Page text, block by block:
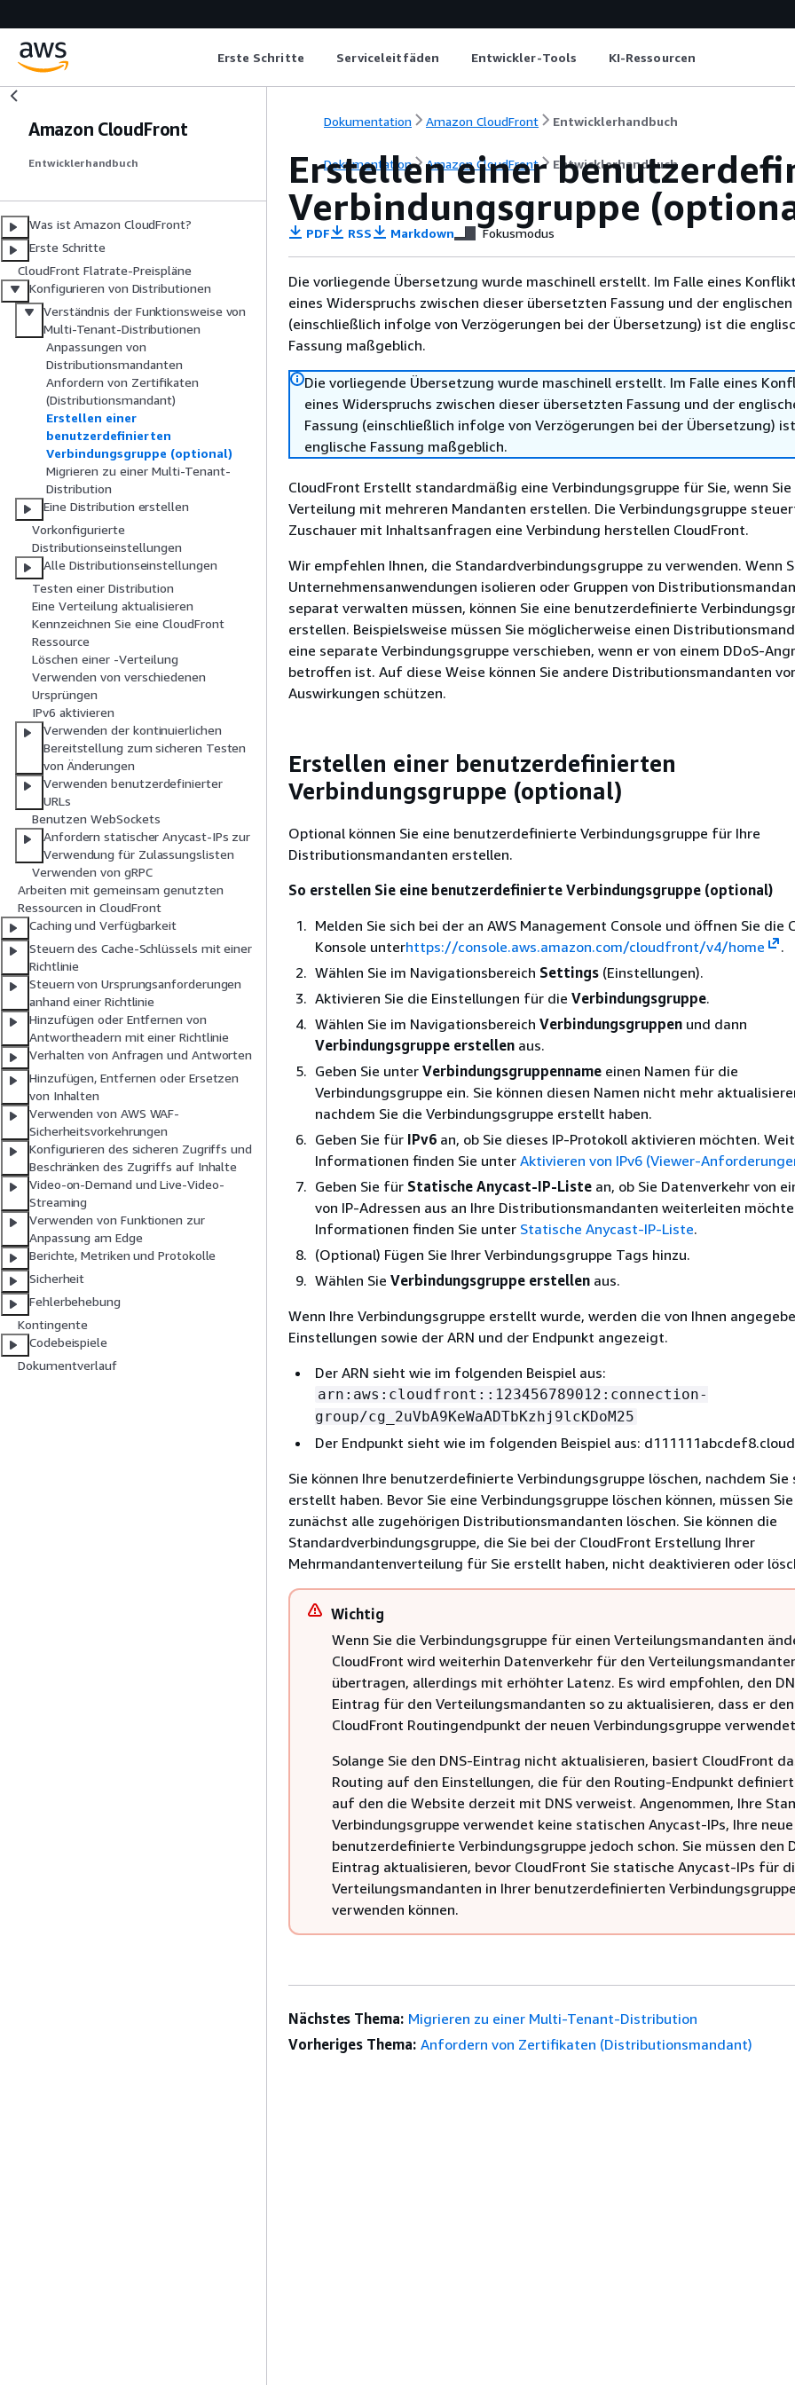
Erste Schritte Serviceleitfäden Entwickler-Tools KI-Ressourcen
Amazon CloudFront
Entwicklerhandbuch
Was ist Amazon CloudFront?
Erste Schritte
CloudFront Flatrate-Preispläne
Konfigurieren von Distributionen
Verständnis der Funktionsweise von
Multi-Tenant-Distributionen
Anpassungen von
Distributionsmandanten
Anfordern von Zertifikaten
(Distributionsmandant)
Erstellen einer
benutzerdefinierten
Verbindungsgruppe (optional)
Migrieren zu einer Multi-Tenant-
Distribution
Eine Distribution erstellen
Vorkonfigurierte
Distributionseinstellungen
Alle Distributionseinstellungen
Testen einer Distribution
Eine Verteilung aktualisieren
Kennzeichnen Sie eine CloudFront
Ressource
Löschen einer -Verteilung
Verwenden von verschiedenen
Ursprüngen
IPv6 aktivieren
Verwenden der kontinuierlichen
Bereitstellung zum sicheren Testen
von Änderungen
Verwenden benutzerdefinierter
URLs
Benutzen WebSockets
Anfordern statischer Anycast-IPs zur
Verwendung für Zulassungslisten
Verwenden von gRPC
Arbeiten mit gemeinsam genutzten
Ressourcen in CloudFront
Caching und Verfügbarkeit
Steuern des Cache-Schlüssels mit einer
Richtlinie
Steuern von Ursprungsanforderungen
anhand einer Richtlinie
Hinzufügen oder Entfernen von
Antwortheadern mit einer Richtlinie
Verhalten von Anfragen und Antworten
Hinzufügen, Entfernen oder Ersetzen
von Inhalten
Verwenden von AWS WAF-
Sicherheitsvorkehrungen
Konfigurieren des sicheren Zugriffs und
Beschränken des Zugriffs auf Inhalte
Video-on-Demand und Live-Video-
Streaming
Verwenden von Funktionen zur
Anpassung am Edge
Berichte, Metriken und Protokolle
Sicherheit
Fehlerbehebung
Kontingente
Codebeispiele
Dokumentverlauf
Dokumentation Amazon CloudFront Entwicklerhandbuch
Dokumentation Amazon CloudFront Entwicklerhandbuch
Erstellen einer
Verbindungsgruppe
PDF RSS Markdown Fokusmodus
Die vorliegende Übersetzung wurde maschinell erstellt. Im Falle eines
eines Widerspruchs zwischen dieser übersetzten Fassung und der englischen
(einschließlich infolge von Verzögerungen bei der Übersetzung) ist die
Fassung maßgeblich.
Die vorliegende Übersetzung wurde maschinell erstellt. Im Falle eines
eines Widerspruchs zwischen dieser übersetzten Fassung und der
Fassung (einschließlich infolge von Verzögerungen bei der Übersetzung)
englische Fassung maßgeblich.
CloudFront Erstellt standardmäßig eine Verbindungsgruppe für Sie, wenn Sie
Verteilung mit mehreren Mandanten erstellen. Die Verbindungsgruppe
Zuschauer mit Inhaltsanfragen eine Verbindung herstellen CloudFront.
Wir empfehlen Ihnen, die Standardverbindungsgruppe zu verwenden. Wenn
Unternehmensanwendungen isolieren oder Gruppen von
separat verwalten müssen, können Sie eine benutzerdefinierte
erstellen. Beispielsweise müssen Sie möglicherweise einen
eine separate Verbindungsgruppe verschieben, wenn er von einem DDoS-
betroffen ist. Auf diese Weise können Sie andere Distributionsmandanten
Auswirkungen schützen.
Erstellen einer benutzerdefinierten
Verbindungsgruppe (optional)
Optional können Sie eine benutzerdefinierte Verbindungsgruppe für Ihre
Distributionsmandanten erstellen.
So erstellen Sie eine benutzerdefinierte Verbindungsgruppe (optional)
Melden Sie sich bei der an AWS Management Console und öffnen Sie die
Konsole unterhttps://console.aws.amazon.com/cloudfront/v4/home
.
Wählen Sie im Navigationsbereich Settings (Einstellungen).
Aktivieren Sie die Einstellungen für die Verbindungsgruppe.
Wählen Sie im Navigationsbereich Verbindungsgruppen und dann
Verbindungsgruppe erstellen aus.
Geben Sie unter Verbindungsgruppenname einen Namen für die
Verbindungsgruppe ein. Sie können diesen Namen nicht mehr
nachdem Sie die Verbindungsgruppe erstellt haben.
Geben Sie für IPv6 an, ob Sie dieses IP-Protokoll aktivieren möchten.
Informationen finden Sie unter Aktivieren von IPv6 (Viewer-
Geben Sie für Statische Anycast-IP-Liste an, ob Sie Datenverkehr von
von IP-Adressen aus an Ihre Distributionsmandanten weiterleiten
Informationen finden Sie unter Statische Anycast-IP-Liste.
(Optional) Fügen Sie Ihrer Verbindungsgruppe Tags hinzu.
Wählen Sie Verbindungsgruppe erstellen aus.
Wenn Ihre Verbindungsgruppe erstellt wurde, werden die von Ihnen
Einstellungen sowie der ARN und der Endpunkt angezeigt.
Der ARN sieht wie im folgenden Beispiel aus:
arn:aws:cloudfront::123456789012:connection-
group/cg_2uVbA9KeWaADTbKzhj9lcKDoM25
Der Endpunkt sieht wie im folgenden Beispiel aus:
Sie können Ihre benutzerdefinierte Verbindungsgruppe löschen, nachdem Sie
erstellt haben. Bevor Sie eine Verbindungsgruppe löschen können, müssen
zunächst alle zugehörigen Distributionsmandanten löschen. Sie können die
Standardverbindungsgruppe, die Sie bei der CloudFront Erstellung Ihrer
Mehrmandantenverteilung für Sie erstellt haben, nicht deaktivieren oder
Wichtig
Wenn Sie die Verbindungsgruppe für einen Verteilungsmandanten
CloudFront wird weiterhin Datenverkehr für den
übertragen, allerdings mit erhöhter Latenz. Es wird empfohlen, den
Eintrag für den Verteilungsmandanten so zu aktualisieren, dass er den
CloudFront Routingendpunkt der neuen Verbindungsgruppe
Solange Sie den DNS-Eintrag nicht aktualisieren, basiert CloudFront
Routing auf den Einstellungen, die für den Routing-Endpunkt
auf den die Website derzeit mit DNS verweist. Angenommen, Ihre
Verbindungsgruppe verwendet keine statischen Anycast-IPs, Ihre neue
benutzerdefinierte Verbindungsgruppe jedoch schon. Sie müssen den
Eintrag aktualisieren, bevor CloudFront Sie statische Anycast-IPs für
Verteilungsmandanten in Ihrer benutzerdefinierten
verwenden können.
Nächstes Thema: Migrieren zu einer Multi-Tenant-Distribution
Vorheriges Thema: Anfordern von Zertifikaten (Distributionsmandant)